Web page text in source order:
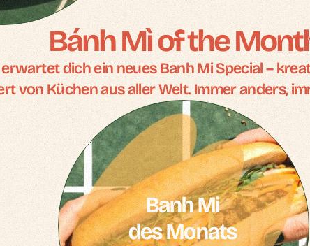
Bánh Mì of the
dich ein neues Banh Mi Special –
von Küchen aus aller Welt. Immer anders,
Banh Mi
des Monats